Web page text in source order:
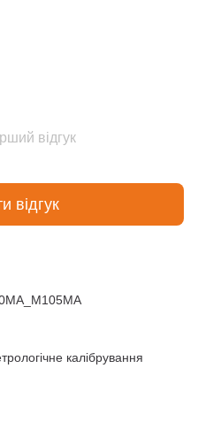
відгук
відгук
калібрування